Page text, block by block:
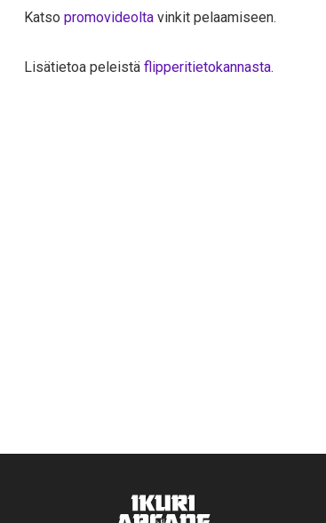
Katsopromovideolta vinkit pelaamiseen.
Lisätietoa peleistäflipperitietokannasta.